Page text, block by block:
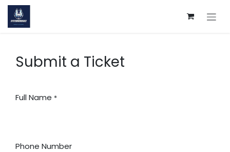
Ir al contenido
Submit a Ticket
Full Name *
Phone Number